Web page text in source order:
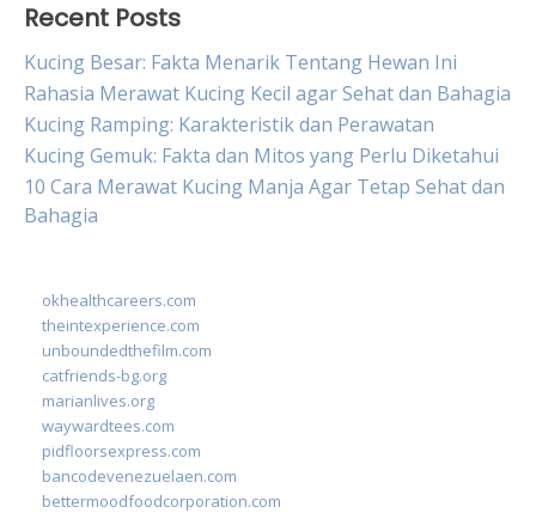
Recent Posts
Kucing Besar: Fakta Menarik Tentang Hewan Ini
Rahasia Merawat Kucing Kecil agar Sehat dan Bahagia
Kucing Ramping: Karakteristik dan Perawatan
Kucing Gemuk: Fakta dan Mitos yang Perlu Diketahui
10 Cara Merawat Kucing Manja Agar Tetap Sehat dan
Bahagia
okhealthcareers.com
theintexperience.com
unboundedthefilm.com
catfriends-bg.org
marianlives.org
waywardtees.com
pidfloorsexpress.com
bancodevenezuelaen.com
bettermoodfoodcorporation.com